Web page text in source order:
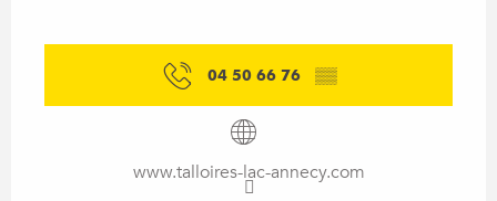
04 50 66 76 ▒▒
www.talloires-lac-annecy.com